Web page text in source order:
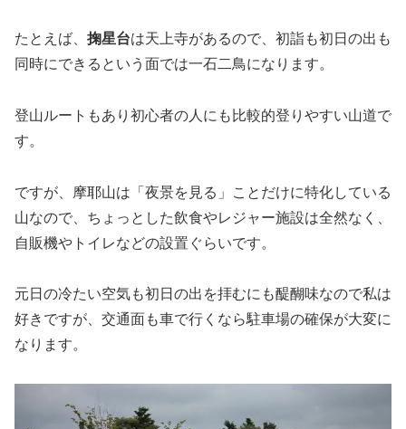
たとえば、 掬星台は天上寺があるので、初詣も初日の出も
同時にできるという面では一石二鳥になります。
登山ルートもあり初心者の人にも比較的登りやすい山道で
す。
ですが、摩耶山は「 夜景を見る 」ことだけに特化している
山なので、ちょっとした飲食やレジャー施設は全然なく、
自販機やトイレなどの設置ぐらいです。
元日の冷たい空気も初日の出を拝むにも醍醐味なので私は
好きですが、交通面も車で行くなら駐車場の確保が大変に
なります。